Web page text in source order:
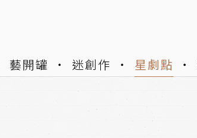
藝開罐 迷創作 星劇點